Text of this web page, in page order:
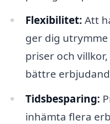
Flexibilitet: Att
ger dig
priser och
bättre
Tidsbesparing:
inhämta flera